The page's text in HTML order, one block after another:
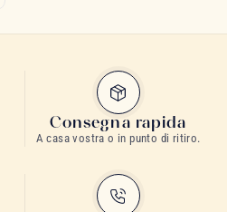
Consegna rapida
A casa vostra o in punto di ritiro.